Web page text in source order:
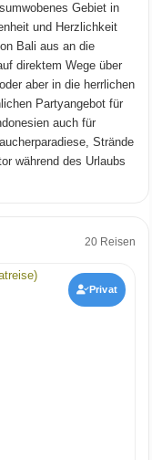
Gebiet in
und Herzlichkeit
Bali aus an die
direktem Wege über
aber in die herrlichen
Partyangebot für
auch für
Strände
während des Urlaubs
20 Reisen
Privat